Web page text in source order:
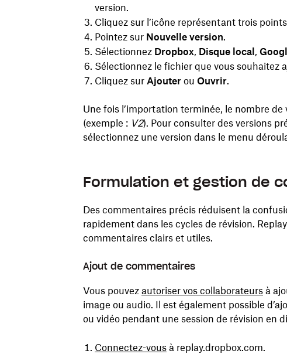
version.
Cliquez sur l’icône représentant trois
Pointez sur Nouvelle version.
Sélectionnez Dropbox, Disque local ,
Sélectionnez le fichier que vous souhaitez
Cliquez sur Ajouter ou Ouvrir.
Une fois l’importation terminée, le nombre
(exemple : V2). Pour consulter des versions
sélectionnez une version dans le menu
Formulation et gestion de
Des commentaires précis réduisent la
rapidement dans les cycles de révision.
commentaires clairs et utiles.
Ajout de commentaires
Vous pouvez autoriser vos collaborateurs à
image ou audio. Il est également possible
ou vidéo pendant une session de révision en
Connectez-vous à replay.dropbox.com.